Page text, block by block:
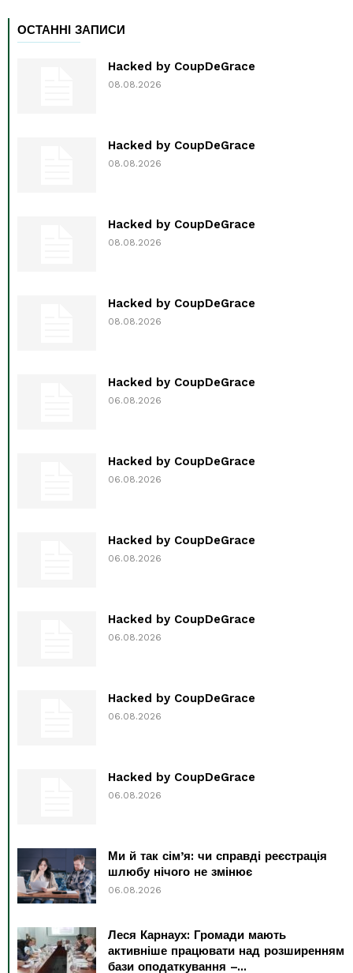
ОСТАННІ ЗАПИСИ
Hacked by CoupDeGrace
08.08.2026
Hacked by CoupDeGrace
08.08.2026
Hacked by CoupDeGrace
08.08.2026
Hacked by CoupDeGrace
08.08.2026
Hacked by CoupDeGrace
06.08.2026
Hacked by CoupDeGrace
06.08.2026
Hacked by CoupDeGrace
06.08.2026
Hacked by CoupDeGrace
06.08.2026
Hacked by CoupDeGrace
06.08.2026
Hacked by CoupDeGrace
06.08.2026
Ми й так сім’я: чи справді реєстрація
шлюбу нічого не змінює
06.08.2026
Леся Карнаух: Громади мають
активніше працювати над розширенням
бази оподаткування –...